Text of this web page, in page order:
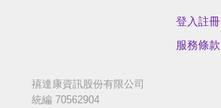
登入註冊
服務條款
禧達康資訊股份有限公司
統編 70562904